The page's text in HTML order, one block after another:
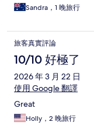
Sandra，1 晚旅行
旅客真實評論
10/10 好極了
2026 年 3 月 22 日
使用 Google 翻譯
Great
Holly，2 晚旅行